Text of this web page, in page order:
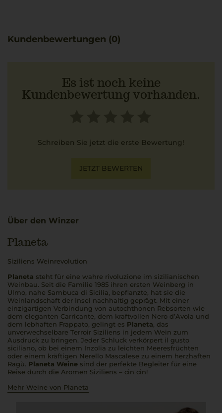
Kundenbewertungen (0)
Es ist noch keine
Kundenbewertung vorhanden.
Schreiben Sie jetzt die erste Bewertung!
JETZT BEWERTEN
Über den Winzer
Planeta
Siziliens Weinrevolution
Planeta steht für eine wahre rivoluzione im sizilianischen
Weinbau. Seit die Familie 1985 ihren ersten Weinberg in
Ulmo, nahe Sambuca di Sicilia, bepflanzte, hat sie die
Weinlandschaft der Insel nachhaltig geprägt. Mit einer
einzigartigen Verbindung von autochthonen Rebsorten wie
dem eleganten Carricante, dem kraftvollen Nero d’Avola und
dem lebhaften Frappato, gelingt es Planeta, das
unverwechselbare Terroir Siziliens in jedem Wein zum
Ausdruck zu bringen. Jeder Schluck verkörpert il gusto
siciliano, ob bei einem Inzolia zu leichten Meeresfrüchten
oder einem kräftigen Nerello Mascalese zu einem herzhaften
Ragù. Planeta Weine sind der perfekte Begleiter für eine
Reise durch die Aromen Siziliens – cin cin!
Mehr Weine von Planeta